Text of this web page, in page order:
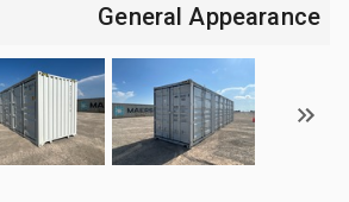
General Appearance